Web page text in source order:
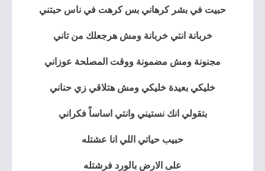
حبيت في بشر كرهاني بس كرهت في ناس حبتني
خربانة انتي خربانة ومش هرجعلك من تاني
مجنونة ومش مضمونة ووقت المصلحة عوزاني
خليكي بعيدة خليكي ومش هتلاقي زي حناني
بتقولي انك نستيني وانتي اساساً فكراني
حبيب حياتي اللي انا عشتله
على الارض بالورد فرشتله